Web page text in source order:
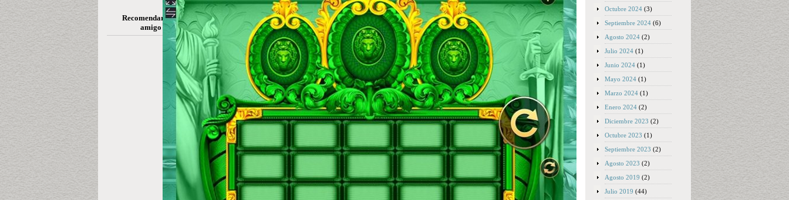
Recomendar a un
amigo
Octubre 2024 (3)
Septiembre 2024 (6)
Agosto 2024 (2)
Julio 2024 (1)
Junio 2024 (1)
Mayo 2024 (1)
Marzo 2024 (1)
Enero 2024 (2)
Diciembre 2023 (2)
Octubre 2023 (1)
Septiembre 2023 (2)
Agosto 2023 (2)
Agosto 2019 (2)
Julio 2019 (44)